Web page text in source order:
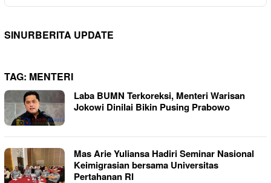
SINURBERITA UPDATE
TAG: MENTERI
Laba BUMN Terkoreksi, Menteri Warisan
Jokowi Dinilai Bikin Pusing Prabowo
Mas Arie Yuliansa Hadiri Seminar Nasional
Keimigrasian bersama Universitas
Pertahanan RI